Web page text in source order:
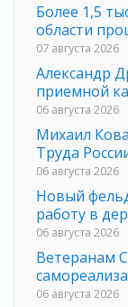
Более 1,5
области
07 августа 2026
Александр
приемной
06 августа 2026
Михаил
Труда
06 августа 2026
Новый
работу в
06 августа 2026
Ветеранам
06 августа 2026